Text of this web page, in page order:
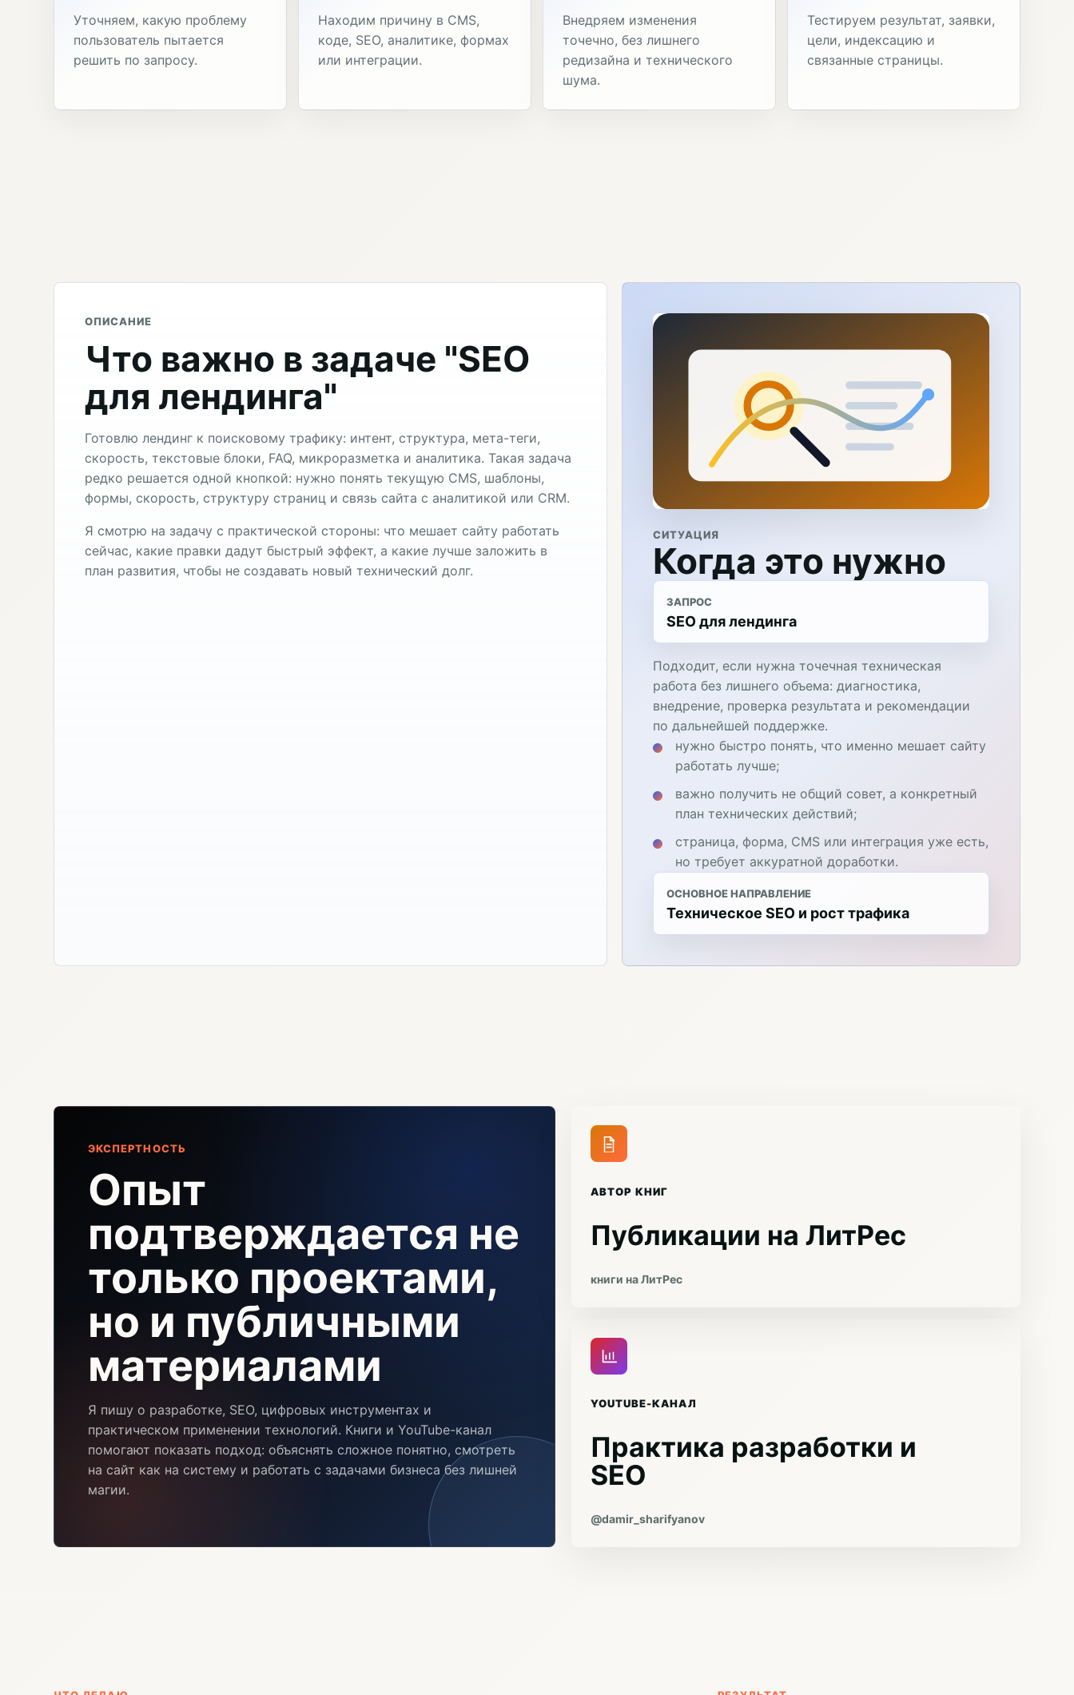
Уточняем, какую проблему
пользователь пытается
решить по запросу.
Находим причину в CMS,
коде, SEO, аналитике, формах
или интеграции.
Внедряем изменения
точечно, без лишнего
редизайна и технического
шума.
Тестируем результат, заявки,
цели, индексацию и
связанные страницы.
ОПИСАНИЕ
Что важно в задаче "SEO
для лендинга"
Готовлю лендинг к поисковому трафику: интент, структура, мета-теги,
скорость, текстовые блоки, FAQ, микроразметка и аналитика. Такая задача
редко решается одной кнопкой: нужно понять текущую CMS, шаблоны,
формы, скорость, структуру страниц и связь сайта с аналитикой или CRM.
Я смотрю на задачу с практической стороны: что мешает сайту работать
сейчас, какие правки дадут быстрый эффект, а какие лучше заложить в
план развития, чтобы не создавать новый технический долг.
СИТУАЦИЯ
Когда это нужно
ЗАПРОС
SEO для лендинга
Подходит, если нужна точечная техническая
работа без лишнего объема: диагностика,
внедрение, проверка результата и рекомендации
по дальнейшей поддержке.
нужно быстро понять, что именно мешает сайту
работать лучше;
важно получить не общий совет, а конкретный
план технических действий;
страница, форма, CMS или интеграция уже есть,
но требует аккуратной доработки.
ОСНОВНОЕ НАПРАВЛЕНИЕ
Техническое SEO и рост трафика
ЭКСПЕРТНОСТЬ
Опыт
подтверждается не
только проектами,
но и публичными
материалами
Я пишу о разработке, SEO, цифровых инструментах и
практическом применении технологий. Книги и YouTube-канал
помогают показать подход: объяснять сложное понятно, смотреть
на сайт как на систему и работать с задачами бизнеса без лишней
магии.
АВТОР КНИГ
Публикации на ЛитРес
книги на ЛитРес
YOUTUBE-КАНАЛ
Практика разработки и
SEO
@damir_sharifyanov